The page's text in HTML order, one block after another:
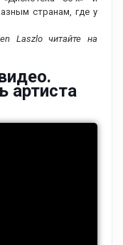
странам, где у
Laszlo читайте на
артиста